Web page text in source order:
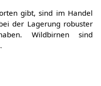
gibt, sind im Handel
der Lagerung robuster
Wildbirnen sind